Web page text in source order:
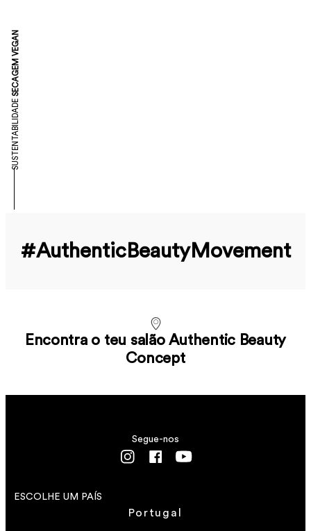
SUSTENTABILIDADE
SECAGEM VEGAN
#Authentic­Beauty­Movement
Encontra o teu salão Authentic Beauty
Concept
ESCOLHE UM PAÍS
Portugal
Segue-nos